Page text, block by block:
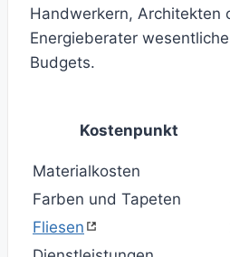
Handwerkern, Architekten
Energieberater
Budgets.
Kostenpunkt
Materialkosten
Farben und Tapeten
Fliesen